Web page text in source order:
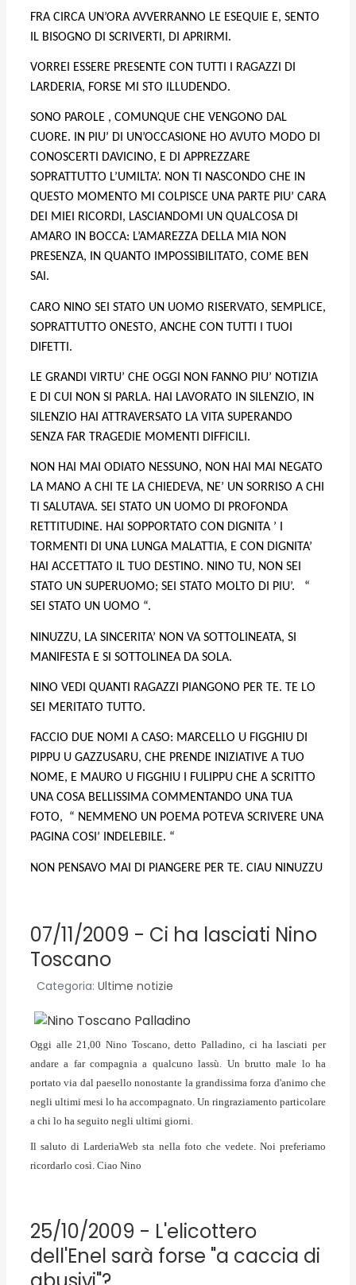
FRA CIRCA UN’ORA AVVERRANNO LE ESEQUIE E, SENTO
IL BISOGNO DI SCRIVERTI, DI APRIRMI.
VORREI ESSERE PRESENTE CON TUTTI I RAGAZZI DI
LARDERIA, FORSE MI STO ILLUDENDO.
SONO PAROLE , COMUNQUE CHE VENGONO DAL
CUORE. IN PIU’ DI UN’OCCASIONE HO AVUTO MODO DI
CONOSCERTI DAVICINO, E DI APPREZZARE
SOPRATTUTTO L’UMILTA’. NON TI NASCONDO CHE IN
QUESTO MOMENTO MI COLPISCE UNA PARTE PIU’ CARA
DEI MIEI RICORDI, LASCIANDOMI UN QUALCOSA DI
AMARO IN BOCCA: L’AMAREZZA DELLA MIA NON
PRESENZA, IN QUANTO IMPOSSIBILITATO, COME BEN
SAI.
CARO NINO SEI STATO UN UOMO RISERVATO, SEMPLICE,
SOPRATTUTTO ONESTO, ANCHE CON TUTTI I TUOI
DIFETTI.
LE GRANDI VIRTU’ CHE OGGI NON FANNO PIU’ NOTIZIA
E DI CUI NON SI PARLA. HAI LAVORATO IN SILENZIO, IN
SILENZIO HAI ATTRAVERSATO LA VITA SUPERANDO
SENZA FAR TRAGEDIE MOMENTI DIFFICILI.
NON HAI MAI ODIATO NESSUNO, NON HAI MAI NEGATO
LA MANO A CHI TE LA CHIEDEVA, NE’ UN SORRISO A CHI
TI SALUTAVA. SEI STATO UN UOMO DI PROFONDA
RETTITUDINE. HAI SOPPORTATO CON DIGNITA ’ I
TORMENTI DI UNA LUNGA MALATTIA, E CON DIGNITA’
HAI ACCETTATO IL TUO DESTINO. NINO TU, NON SEI
STATO UN SUPERUOMO; SEI STATO MOLTO DI PIU’.
“
SEI STATO UN UOMO “.
NINUZZU, LA SINCERITA’ NON VA SOTTOLINEATA, SI
MANIFESTA E SI SOTTOLINEA DA SOLA.
NINO VEDI QUANTI RAGAZZI PIANGONO PER TE. TE LO
SEI MERITATO TUTTO.
FACCIO DUE NOMI A CASO: MARCELLO U FIGGHIU DI
PIPPU U GAZZUSARU, CHE PRENDE INIZIATIVE A TUO
NOME, E MAURO U FIGGHIU I FULIPPU CHE A SCRITTO
UNA COSA BELLISSIMA COMMENTANDO UNA TUA
FOTO,
“ NEMMENO UN POEMA POTEVA SCRIVERE UNA
PAGINA COSI’ INDELEBILE. “
NON PENSAVO MAI DI PIANGERE PER TE. CIAU NINUZZU
07/11/2009 - Ci ha lasciati Nino
Toscano
Categoria: Ultime notizie
Oggi alle 21,00 Nino Toscano, detto Palladino, ci ha lasciati per
andare a far compagnia a qualcuno lassù. Un brutto male lo ha
portato via dal paesello nonostante la grandissima forza d'animo che
negli ultimi mesi lo ha accompagnato. Un ringraziamento particolare
a chi lo ha seguito negli ultimi giorni.
Il saluto di LarderiaWeb sta nella foto che vedete. Noi preferiamo
ricordarlo così. Ciao Nino
25/10/2009 - L'elicottero
dell'Enel sarà forse "a caccia di